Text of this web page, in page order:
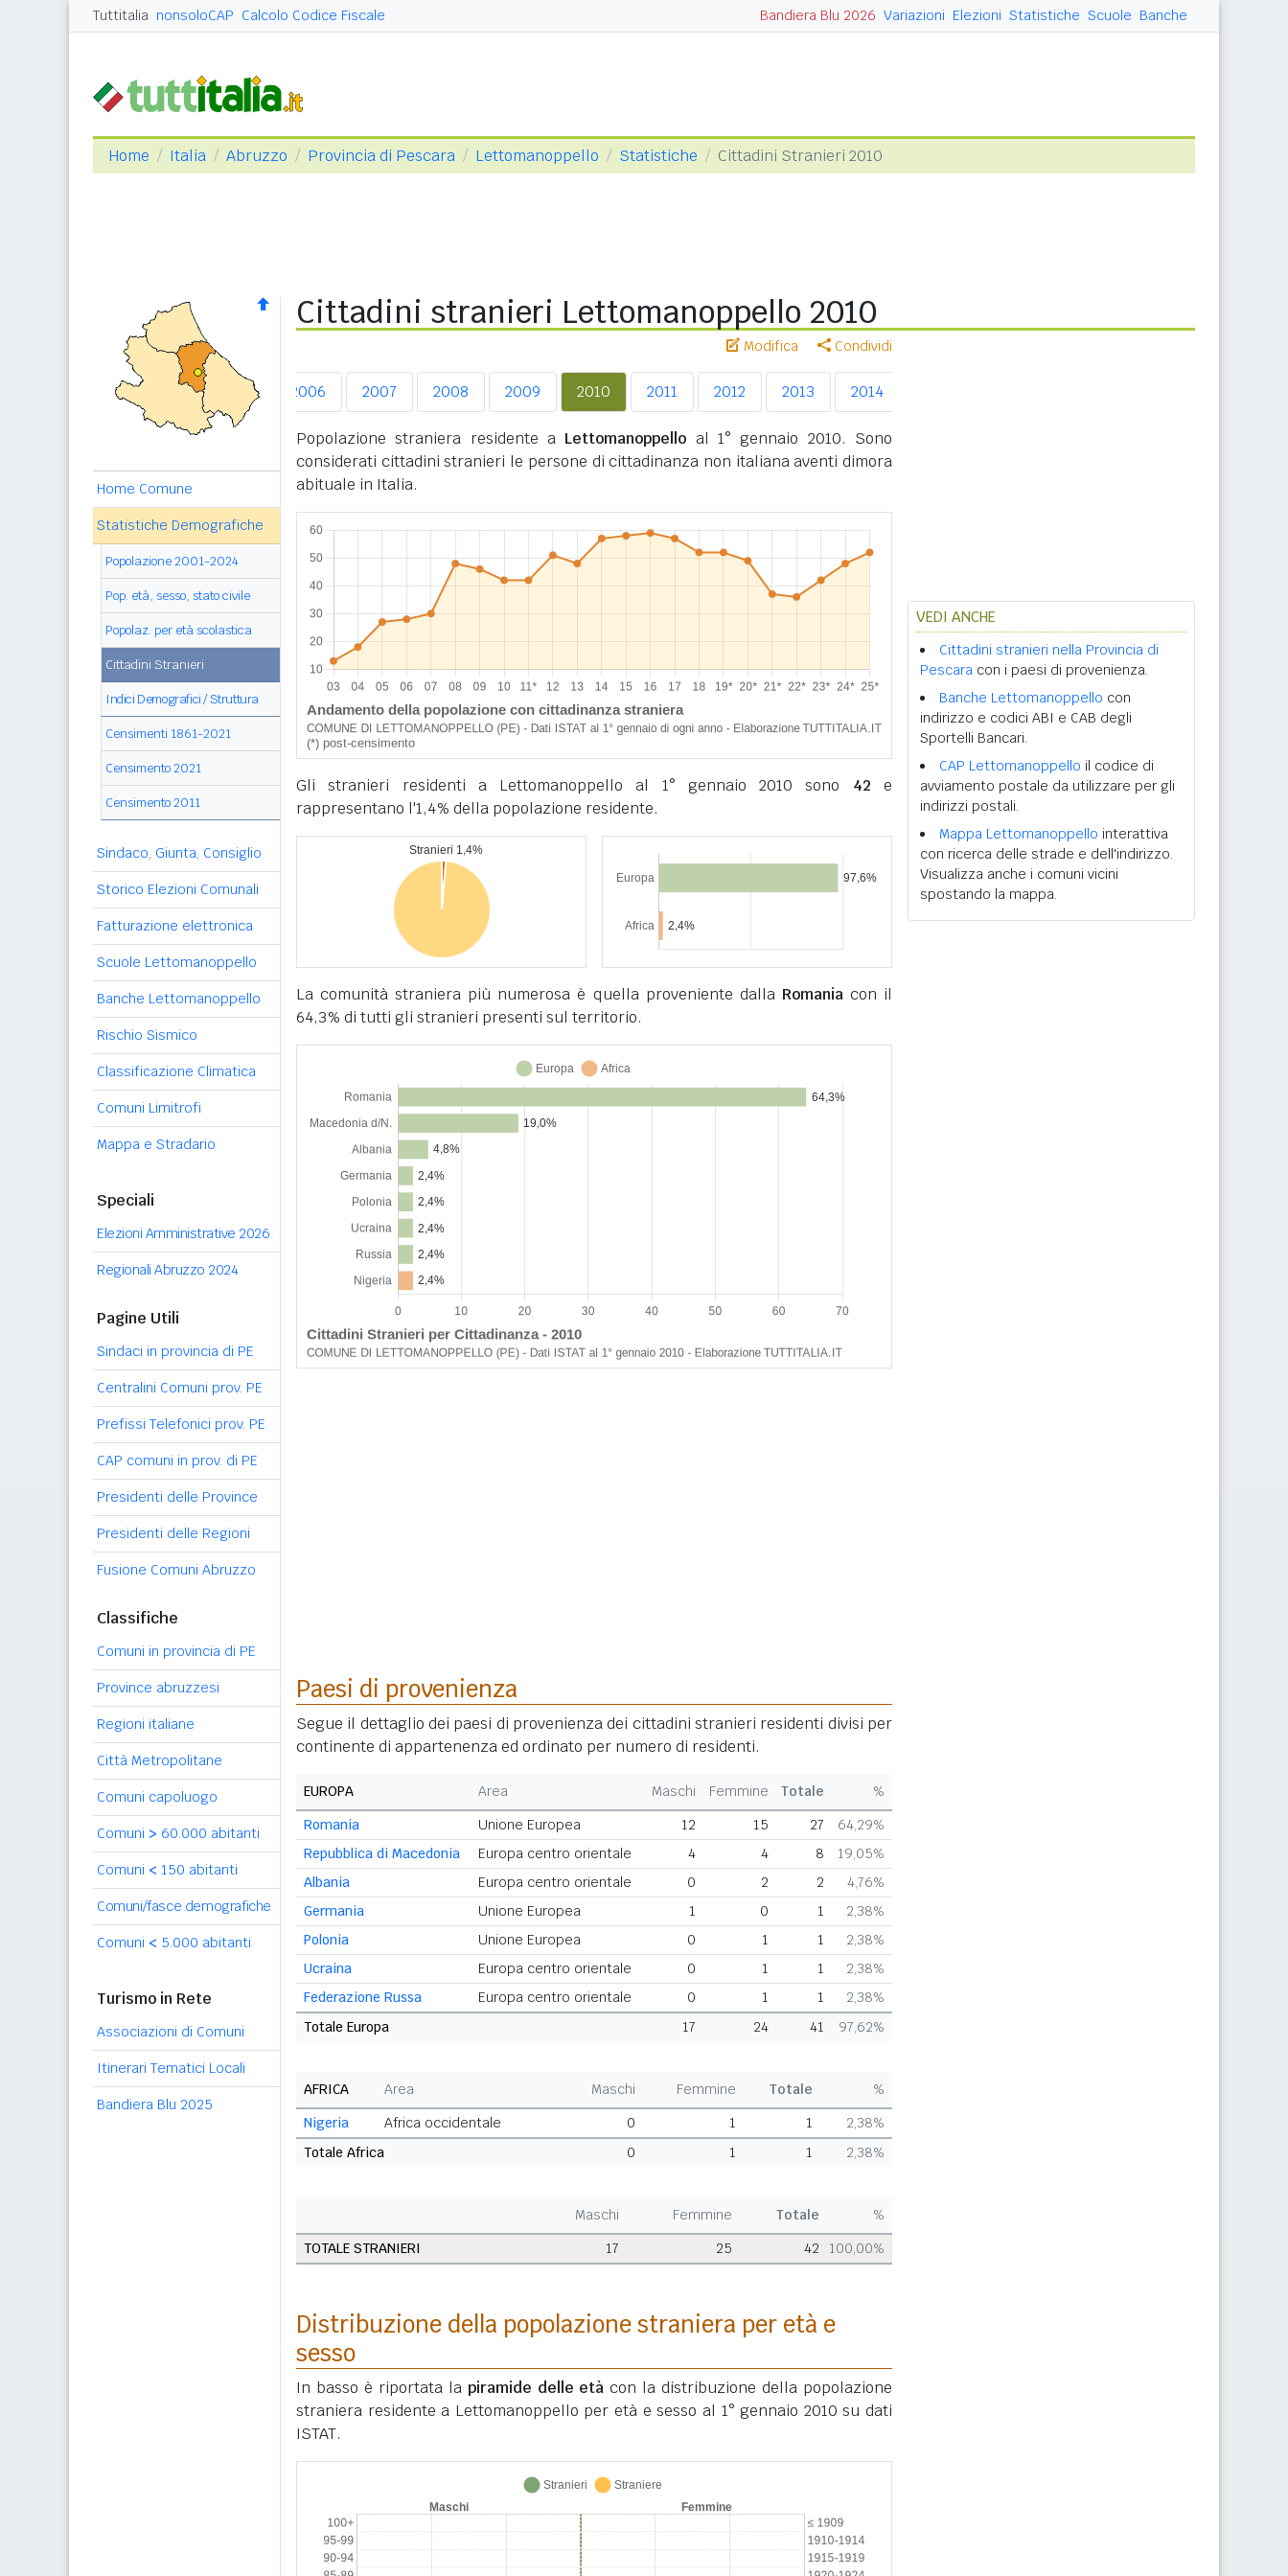
Tuttitalia nonsoloCAP Calcolo Codice Fiscale Bandiera Blu 2026 Variazioni Elezioni Statistiche Scuole Banche
Home Italia Abruzzo Provincia di Pescara Lettomanoppello Statistiche Cittadini Stranieri 2010
Home Comune
Statistiche Demografiche
Popolazione 2001-2024
Pop. età, sesso, stato civile
Popolaz. per età scolastica
Cittadini Stranieri
Indici Demografici / Struttura
Censimenti 1861-2021
Censimento 2021
Censimento 2011
Sindaco, Giunta, Consiglio
Storico Elezioni Comunali
Fatturazione elettronica
Scuole Lettomanoppello
Banche Lettomanoppello
Rischio Sismico
Classificazione Climatica
Comuni Limitrofi
Mappa e Stradario
Speciali
Elezioni Amministrative 2026
Regionali Abruzzo 2024
Pagine Utili
Sindaci in provincia di PE
Centralini Comuni prov. PE
Prefissi Telefonici prov. PE
CAP comuni in prov. di PE
Presidenti delle Province
Presidenti delle Regioni
Fusione Comuni Abruzzo
Classifiche
Comuni in provincia di PE
Province abruzzesi
Regioni italiane
Città Metropolitane
Comuni capoluogo
Comuni > 60.000 abitanti
Comuni < 150 abitanti
Comuni/fasce demografiche
Comuni < 5.000 abitanti
Turismo in Rete
Associazioni di Comuni
Itinerari Tematici Locali
Bandiera Blu 2025
Cittadini stranieri Lettomanoppello 2010
Modifica Condividi
2004 2005 2006 2007 2008 2009 2010 2011 2012 2013 2014
Popolazione straniera residente a Lettomanoppello al 1° gennaio 2010. Sono
considerati cittadini stranieri le persone di cittadinanza non italiana aventi dimora
abituale in Italia.
Gli stranieri residenti a Lettomanoppello al 1° gennaio 2010 sono 42 e
rappresentano l'1,4% della popolazione residente.
La comunità straniera più numerosa è quella proveniente dalla Romaniacon il
64,3% di tutti gli stranieri presenti sul territorio.
Paesi di provenienza
Segue il dettaglio dei paesi di provenienza dei cittadini stranieri residenti divisi per
continente di appartenenza ed ordinato per numero di residenti.
EUROPA Area Maschi Femmine Totale
%
Romania
Unione Europea 12 15 27
64,29%
Repubblica di Macedonia
Europa centro orientale 4 4 8
19,05%
Albania
Europa centro orientale 0 2 2
4,76%
Germania
Unione Europea 1 0 1
2,38%
Polonia
Unione Europea 0 1 1
2,38%
Ucraina
Europa centro orientale 0 1 1
2,38%
Federazione Russa
Europa centro orientale 0 1 1
2,38%
Totale Europa
17 24 41 97,62%
AFRICA Area Maschi Femmine Totale
%
Nigeria
Africa occidentale 0 1 1
2,38%
Totale Africa
0 1 1 2,38%
Maschi Femmine Totale
%
TOTALE STRANIERI
17 25 42 100,00%
Distribuzione della popolazione straniera per età e
sesso
In basso è riportata la piramide delle età con la distribuzione della popolazione
straniera residente a Lettomanoppello per età e sesso al 1° gennaio 2010 su dati
ISTAT.
VEDI ANCHE
Cittadini stranieri nella Provincia di
Pescara con i paesi di provenienza.
Banche Lettomanoppello con
indirizzo e codici ABI e CAB degli
Sportelli Bancari.
CAP Lettomanoppello il codice di
avviamento postale da utilizzare per gli
indirizzi postali.
Mappa Lettomanoppello interattiva
con ricerca delle strade e dell'indirizzo.
Visualizza anche i comuni vicini
spostando la mappa.